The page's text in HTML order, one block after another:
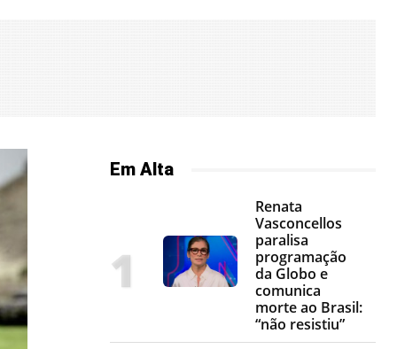
Em Alta
Renata
Vasconcellos
paralisa
programação
da Globo e
comunica
morte ao Brasil:
“não resistiu”